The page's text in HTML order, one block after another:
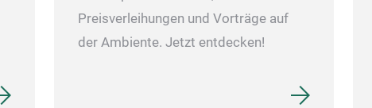
Preisverleihungen und Vorträge auf
der Ambiente. Jetzt entdecken!